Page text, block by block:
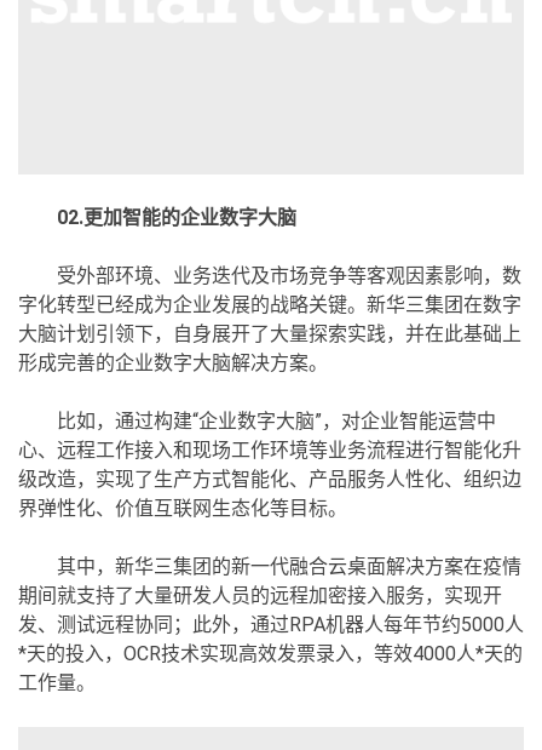
02.更加智能的企业数字大脑
受外部环境、业务迭代及市场竞争等客观因素影响，数
字化转型已经成为企业发展的战略关键。新华三集团在数字
大脑计划引领下，自身展开了大量探索实践，并在此基础上
形成完善的企业数字大脑解决方案。
比如，通过构建“企业数字大脑”，对企业智能运营中
心、远程工作接入和现场工作环境等业务流程进行智能化升
级改造，实现了生产方式智能化、产品服务人性化、组织边
界弹性化、价值互联网生态化等目标。
其中，新华三集团的新一代融合云桌面解决方案在疫情
期间就支持了大量研发人员的远程加密接入服务，实现开
发、测试远程协同；此外，通过RPA机器人每年节约5000人
*天的投入，OCR技术实现高效发票录入，等效4000人*天的
工作量。